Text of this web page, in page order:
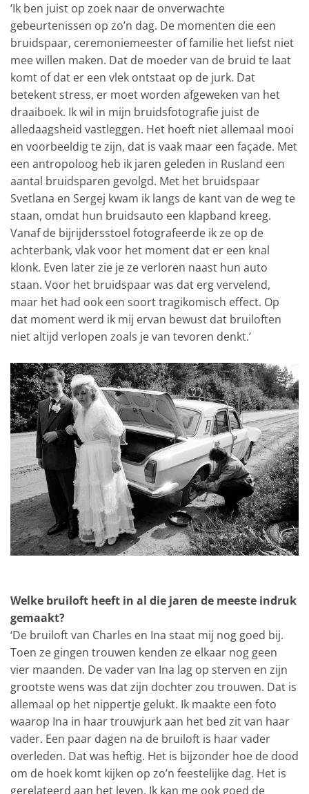
‘Ik ben juist op zoek naar de onverwachte
gebeurtenissen op zo’n dag. De momenten die een
bruidspaar, ceremoniemeester of familie het liefst niet
mee willen maken. Dat de moeder van de bruid te laat
komt of dat er een vlek ontstaat op de jurk. Dat
betekent stress, er moet worden afgeweken van het
draaiboek. Ik wil in mijn bruidsfotografie juist de
alledaagsheid vastleggen. Het hoeft niet allemaal mooi
en voorbeeldig te zijn, dat is vaak maar een façade. Met
een antropoloog heb ik jaren geleden in Rusland een
aantal bruidsparen gevolgd. Met het bruidspaar
Svetlana en Sergej kwam ik langs de kant van de weg te
staan, omdat hun bruidsauto een klapband kreeg.
Vanaf de bijrijdersstoel fotografeerde ik ze op de
achterbank, vlak voor het moment dat er een knal
klonk. Even later zie je ze verloren naast hun auto
staan. Voor het bruidspaar was dat erg vervelend,
maar het had ook een soort tragikomisch effect. Op
dat moment werd ik mij ervan bewust dat bruiloften
niet altijd verlopen zoals je van tevoren denkt.’
Welke bruiloft heeft in al die jaren de meeste indruk
gemaakt?
‘De bruiloft van Charles en Ina staat mij nog goed bij.
Toen ze gingen trouwen kenden ze elkaar nog geen
vier maanden. De vader van Ina lag op sterven en zijn
grootste wens was dat zijn dochter zou trouwen. Dat is
allemaal op het nippertje gelukt. Ik maakte een foto
waarop Ina in haar trouwjurk aan het bed zit van haar
vader. Een paar dagen na de bruiloft is haar vader
overleden. Dat was heftig. Het is bijzonder hoe de dood
om de hoek komt kijken op zo’n feestelijke dag. Het is
gerelateerd aan het leven. Ik kan me ook goed de